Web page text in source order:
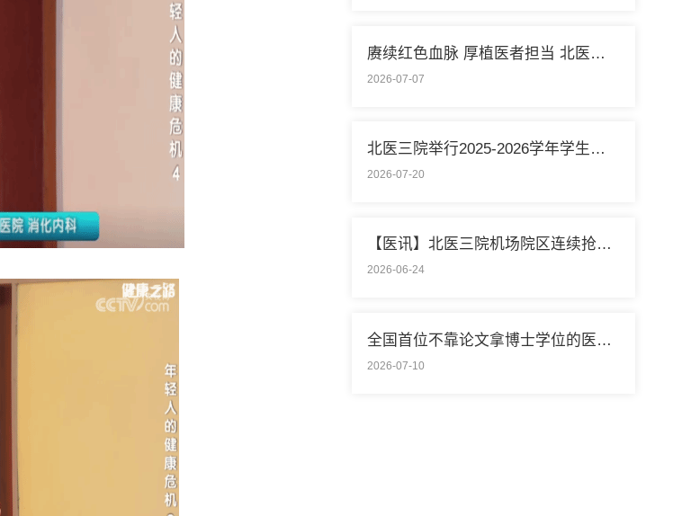
赓续红色血脉 厚植医者担当 北医三院开展庆祝中国共产党成立105周年系列活动
2026-07-07
北医三院举行2025-2026学年学生暑期社会实践启动仪式
2026-07-20
【医讯】北医三院机场院区连续抢救两名致死性肺栓塞外籍旅客
2026-06-24
全国首位不靠论文拿博士学位的医学领域研究生通过答辩
2026-07-10